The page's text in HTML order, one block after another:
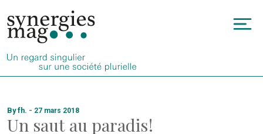
au
contenu
By fh. - 27 mars 2018
Un saut au paradis !